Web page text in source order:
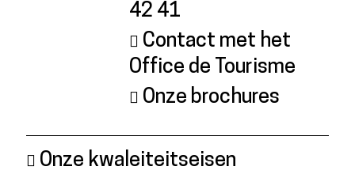
42 41
Contact met het
Office de Tourisme
Onze brochures
Onze kwaleiteitseisen